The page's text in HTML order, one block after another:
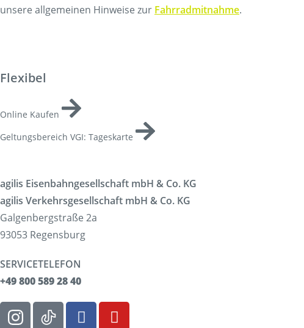
unsere allgemeinen Hinweise zur Fahrradmitnahme.
Flexibel
Online Kaufen
Geltungsbereich VGI: Tageskarte
agilis Eisenbahngesellschaft mbH & Co. KG
agilis Verkehrsgesellschaft mbH & Co. KG
Galgenbergstraße 2a
93053 Regensburg
SERVICETELEFON
+49 800 589 28 40